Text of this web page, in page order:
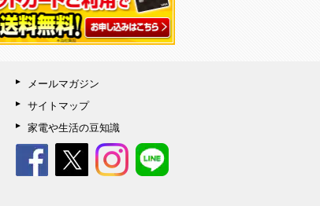
メールマガジン
サイトマップ
家電や生活の豆知識